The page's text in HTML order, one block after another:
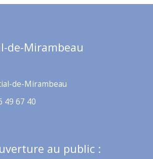
de-Mirambeau
de-Mirambeau
49 67 40
au public :